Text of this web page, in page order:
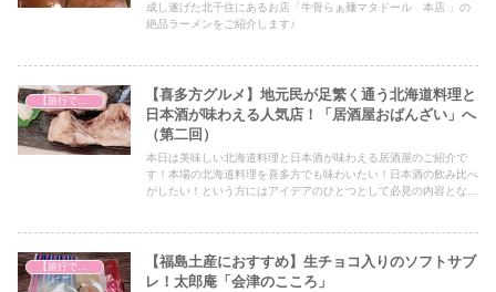
成し遂げた北千住にあるお店「牛骨らぁ麺マタドール 本店 」の
絶品ラーメンをご紹介します♪
【喜多方グルメ】地元民が足繁く通う北海道料理と
日本酒が味わえる人気店！「居酒屋おばんざい」へ
（第二回）
本日は美味しい北海道料理と日本酒が味わえる居酒屋のご紹介で
す！本場の北海道料理を喜多方でも味わいたい！日本酒の飲み比べ
がしたい！という方にはアイデアのひとつとして必見の内容となっ
【旅行で心を癒そう】
【福島土産におすすめ】生チョコ入りのソフトサブ
レ！太郎庵「会津のこころ」